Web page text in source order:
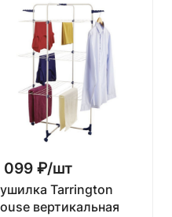
099 ₽/шт
Tarrington
вертикальная